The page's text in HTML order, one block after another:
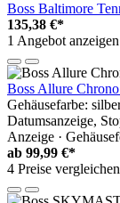
Boss Baltimore
135,38 €*
1 Angebot anzeigen
Boss Allure
Gehäusefarbe:
Datumsanzeige,
Anzeige ·
ab 99,99 €*
4 Preise vergleichen